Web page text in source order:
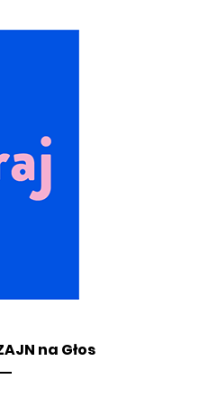
na Głos